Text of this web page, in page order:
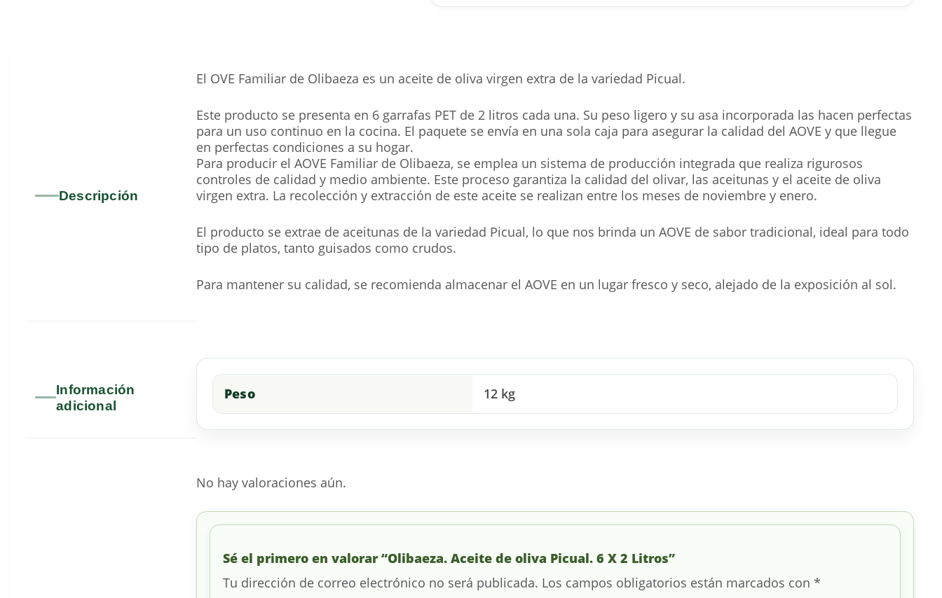
5
500
Descripción
El OVE Familiar de Olibaeza es un aceite de oliva virgen extra de la variedad Picual.
Este producto se presenta en 6 garrafas PET de 2 litros cada una. Su peso ligero y su asa incorporada las hacen perfectas
para un uso continuo en la cocina. El paquete se envía en una sola caja para asegurar la calidad del AOVE y que llegue
en perfectas condiciones a su hogar.
Para producir el AOVE Familiar de Olibaeza, se emplea un sistema de producción integrada que realiza rigurosos
controles de calidad y medio ambiente. Este proceso garantiza la calidad del olivar, las aceitunas y el aceite de oliva
virgen extra. La recolección y extracción de este aceite se realizan entre los meses de noviembre y enero.
El producto se extrae de aceitunas de la variedad Picual, lo que nos brinda un AOVE de sabor tradicional, ideal para todo
tipo de platos, tanto guisados como crudos.
Para mantener su calidad, se recomienda almacenar el AOVE en un lugar fresco y seco, alejado de la exposición al sol.
Información
adicional
Peso 12 kg
No hay valoraciones aún.
Sé el primero en valorar “Olibaeza. Aceite de oliva Picual. 6 X 2 Litros”
Tu dirección de correo electrónico no será publicada. Los campos obligatorios están marcados con *